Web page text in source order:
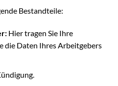
Bestandteile:
Hier tragen Sie Ihre
die Daten Ihres Arbeitgebers